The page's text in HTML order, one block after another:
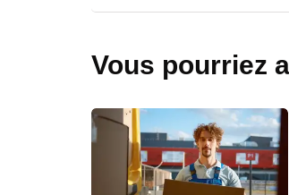
Vous pourriez